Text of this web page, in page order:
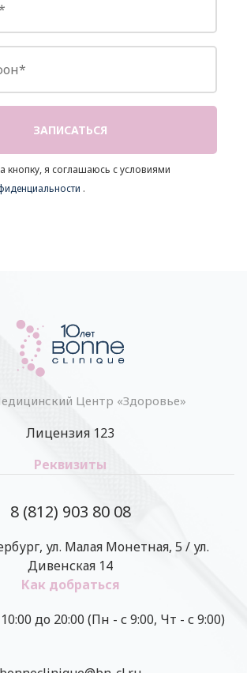
кнопку, я соглашаюсь с условиями
.
Центр «Здоровье»
Лицензия 123
Реквизиты
8 (812) 903 80 08
ул. Малая Монетная, 5 / ул.
Дивенская 14
Как добраться
до 20:00 (Пн - с 9:00, Чт - с 9:00)